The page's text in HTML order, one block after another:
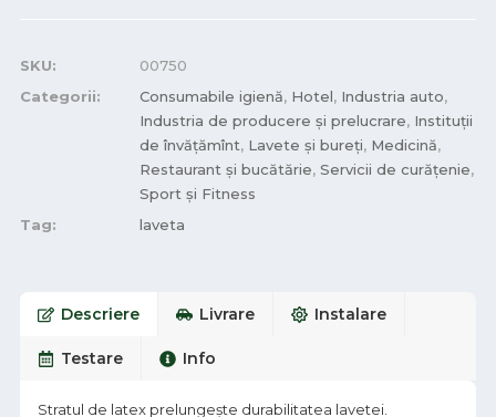
SKU:
00750
Categorii:
Consumabile igienă, Hotel, Industria auto,
Industria de producere și prelucrare, Instituții
de învățămînt, Lavete și bureți, Medicină,
Restaurant și bucătărie, Servicii de curățenie,
Sport și Fitness
Tag:
laveta
Descriere Livrare Instalare
Testare Info
Stratul de latex prelungește durabilitatea lavetei.